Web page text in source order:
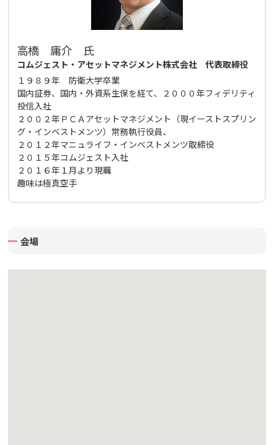
高橋 庸介 氏
コムジェスト・アセットマネジメント株式会社 代表取締役
１９８９年 防衛大学卒業
国内証券、国内・外資系生保を経て、２０００年フィデリティ
投信入社
２００２年ＰＣＡアセットマネジメント（現イーストスプリン
グ・インベストメンツ）常務執行役員、
２０１２年マニュライフ・インベストメンツ取締役
２０１５年コムジェスト入社
２０１６年１月より現職
趣味は極真空手
会場